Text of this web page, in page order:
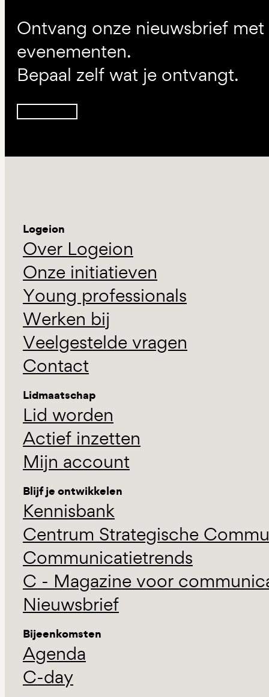
Ontvang onze nieuwsbrief
evenementen.
Bepaal zelf wat je ontvangt.
Logeion
Over Logeion
Onze initiatieven
Young professionals
Werken bij
Veelgestelde vragen
Contact
Lidmaatschap
Lid worden
Actief inzetten
Mijn account
Blijf je ontwikkelen
Kennisbank
Centrum Strategische
Communicatietrends
C - Magazine voor
Nieuwsbrief
Bijeenkomsten
Agenda
C-day